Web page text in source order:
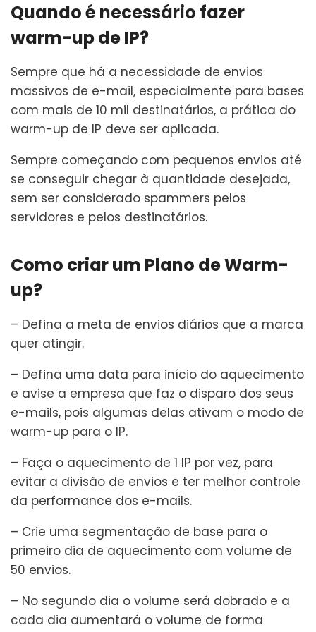
Quando é necessário fazer
warm-up de IP?
Sempre que há a necessidade de envios
massivos de e-mail, especialmente para bases
com mais de 10 mil destinatários, a prática do
warm-up de IP deve ser aplicada.
Sempre começando com pequenos envios até
se conseguir chegar à quantidade desejada,
sem ser considerado spammers pelos
servidores e pelos destinatários.
Como criar um Plano de Warm-
up?
– Defina a meta de envios diários que a marca
quer atingir.
– Defina uma data para início do aquecimento
e avise a empresa que faz o disparo dos seus
e-mails, pois algumas delas ativam o modo de
warm-up para o IP.
– Faça o aquecimento de 1 IP por vez, para
evitar a divisão de envios e ter melhor controle
da performance dos e-mails.
– Crie uma segmentação de base para o
primeiro dia de aquecimento com volume de
50 envios.
– No segundo dia o volume será dobrado e a
cada dia aumentará o volume de forma